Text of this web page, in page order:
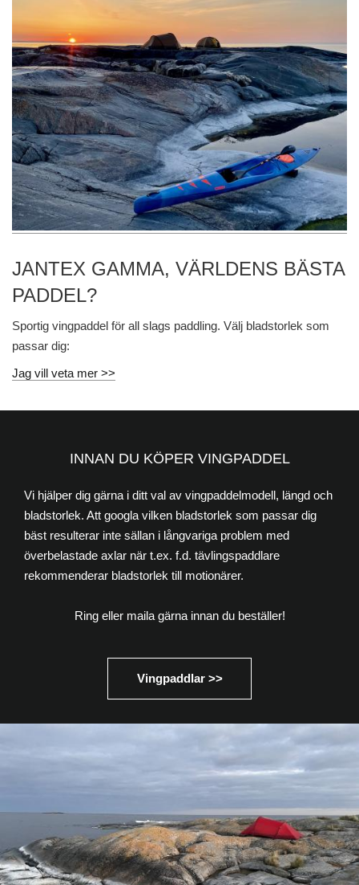
JANTEX GAMMA, VÄRLDENS BÄSTA
PADDEL?
Sportig vingpaddel för all slags paddling. Välj bladstorlek som
passar dig:
Jag vill veta mer >>
INNAN DU KÖPER VINGPADDEL
Vi hjälper dig gärna i ditt val av vingpaddelmodell, längd och
bladstorlek. Att googla vilken bladstorlek som passar dig
bäst resulterar inte sällan i långvariga problem med
överbelastade axlar när t.ex. f.d. tävlingspaddlare
rekommenderar bladstorlek till motionärer.
Ring eller maila gärna innan du beställer!
Vingpaddlar >>